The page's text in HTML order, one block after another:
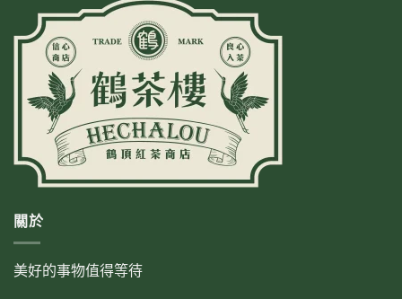
關於
美好的事物值得等待